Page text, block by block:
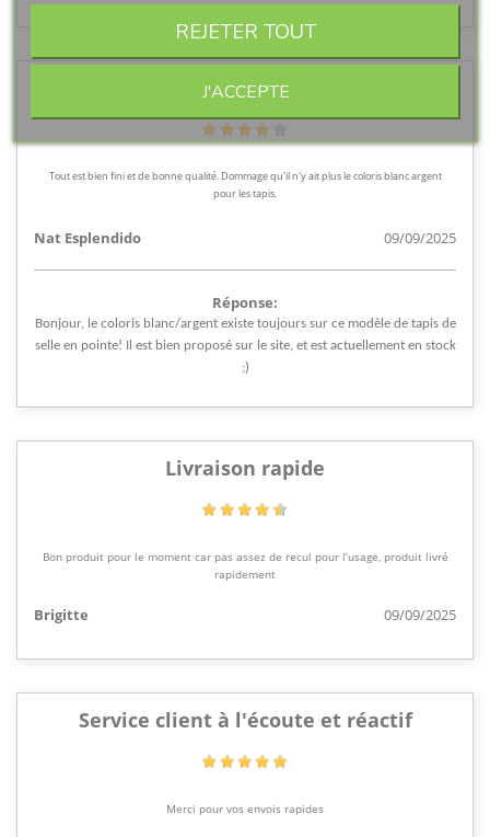
Produits ibérique de qualité
Tout est bien fini et de bonne qualité. Dommage qu'il n'y ait plus le coloris blanc argent
pour les tapis.
Nat Esplendido 09/09/2025
Réponse:
Bonjour, le coloris blanc/argent existe toujours sur ce modèle de tapis de
selle en pointe! Il est bien proposé sur le site, et est actuellement en stock
;)
Livraison rapide
Bon produit pour le moment car pas assez de recul pour l’usage, produit livré
rapidement
Brigitte 09/09/2025
Service client à l'écoute et réactif
Merci pour vos envois rapides
REJETER TOUT
J'ACCEPTE